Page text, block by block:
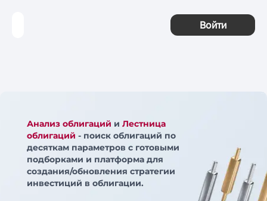
Войти
Анализ облигаций и Лестница
облигаций - поиск облигаций по
десяткам параметров с готовыми
подборками и платформа для
создания/обновления стратегии
инвестиций в облигации.